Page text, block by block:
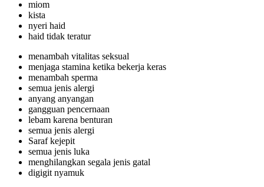
miom
kista
nyeri haid
haid tidak teratur
menambah vitalitas seksual
menjaga stamina ketika bekerja keras
menambah sperma
semua jenis alergi
anyang anyangan
gangguan pencernaan
lebam karena benturan
semua jenis alergi
Saraf kejepit
semua jenis luka
menghilangkan segala jenis gatal
digigit nyamuk